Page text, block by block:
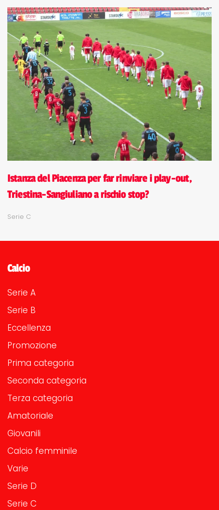
Istanza del Piacenza per far rinviare i play-out,
Triestina-Sangiuliano a rischio stop?
Serie C
Calcio
Serie A
Serie B
Eccellenza
Promozione
Prima categoria
Seconda categoria
Terza categoria
Amatoriale
Giovanili
Calcio femminile
Varie
Serie D
Serie C